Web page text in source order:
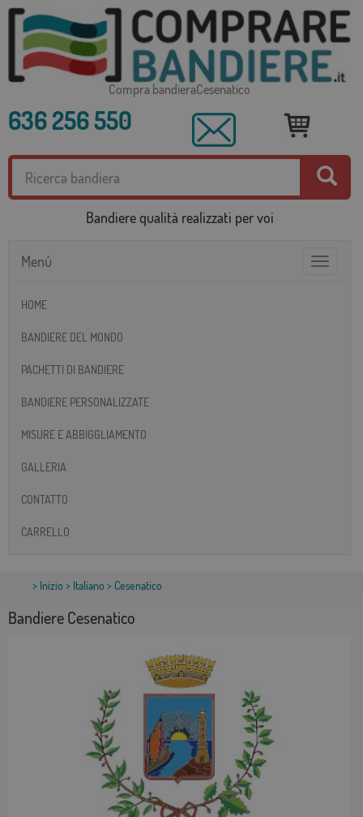
Compra bandieraCesenatico
636 256 550
Bandiere qualità realizzati per voi
Toggle
Menú
HOME
BANDIERE DEL MONDO
PACHETTI DI BANDIERE
BANDIERE PERSONALIZZATE
MISURE E ABBIGGLIAMENTO
GALLERIA
CONTATTO
CARRELLO
> Inizio > Italiano > Cesenatico
Bandiere Cesenatico